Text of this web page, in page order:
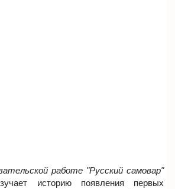
работе "Русский самовар"
историю появления первых